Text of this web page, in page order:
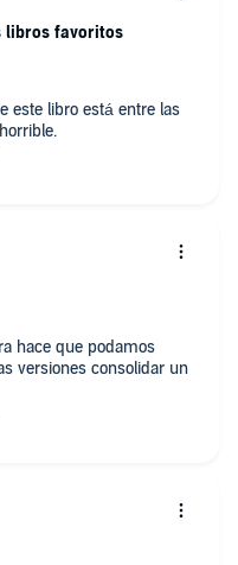
este libro está entre las
libros favoritos
hace que podamos
versiones consolidar un